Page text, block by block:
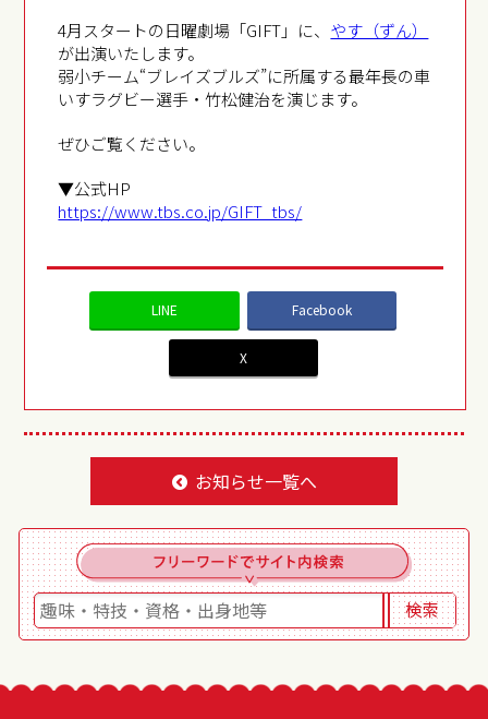
4月スタートの日曜劇場「GIFT」に、 やす（ずん）
が出演いたします。
弱小チーム“ブレイズブルズ”に所属する最年長の車
いすラグビー選手・竹松健治を演じます。
ぜひご覧ください。
▼公式HP
https://www.tbs.co.jp/GIFT_tbs/
LINE Facebook
X
お知らせ一覧へ